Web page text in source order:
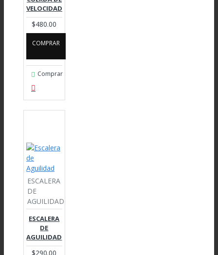
VELOCIDAD
$480.00
COMPRAR
Comprar
ESCALERA
DE
AGUILIDAD
ESCALERA
DE
AGUILIDAD
$290.00